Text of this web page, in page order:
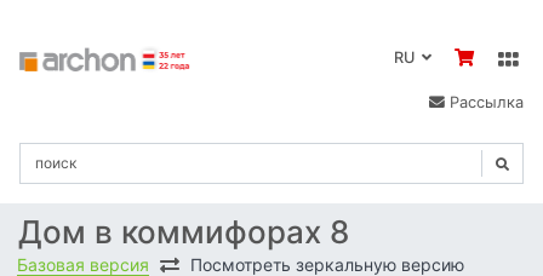
Рассылка
Дом в коммифорах 8
Базовая версия Посмотреть зеркальную версию